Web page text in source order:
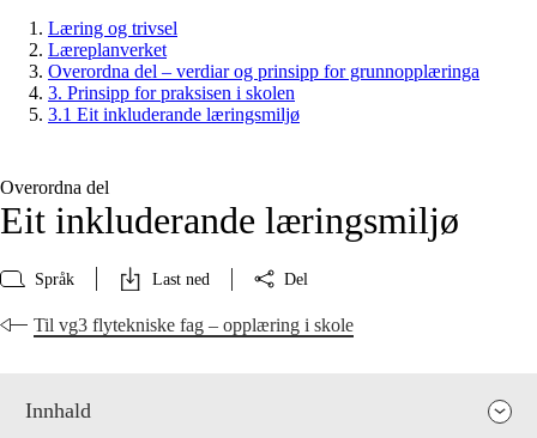
Læring og trivsel
Læreplanverket
Overordna del – verdiar og prinsipp for grunnopplæringa
3. Prinsipp for praksisen i skolen
3.1 Eit inkluderande læringsmiljø
Overordna del
Eit inkluderande læringsmiljø
Språk Last ned Del
Til vg3 flytekniske fag – opplæring i skole
Innhald